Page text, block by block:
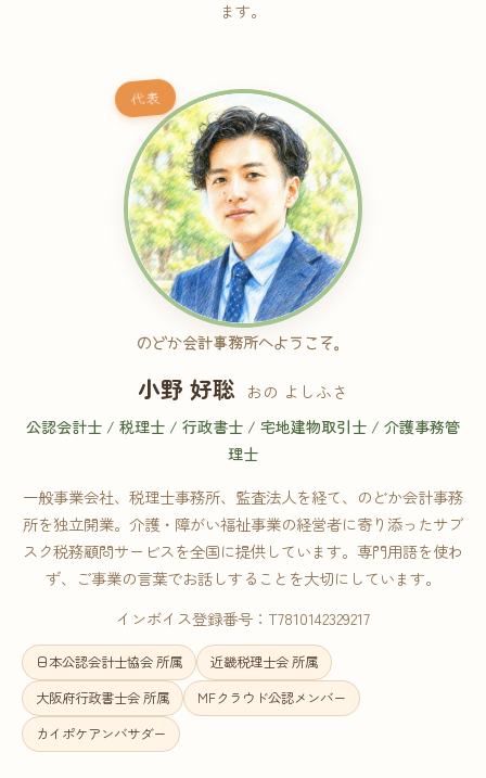
ます。
代表
のどか会計事務所へようこそ。
小野 好聡 おの よしふさ
公認会計士 / 税理士 / 行政書士 / 宅地建物取引士 / 介護事務管
理士
一般事業会社、税理士事務所、監査法人を経て、のどか会計事務
所を独立開業。介護・障がい福祉事業の経営者に寄り添ったサブ
スク税務顧問サービスを全国に提供しています。専門用語を使わ
ず、ご事業の言葉でお話しすることを大切にしています。
インボイス登録番号：T7810142329217
日本公認会計士協会 所属
近畿税理士会 所属
大阪府行政書士会 所属
MFクラウド公認メンバー
カイポケアンバサダー